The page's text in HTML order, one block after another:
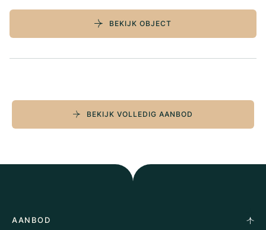
BEKIJK OBJECT
BEKIJK VOLLEDIG AANBOD
AANBOD